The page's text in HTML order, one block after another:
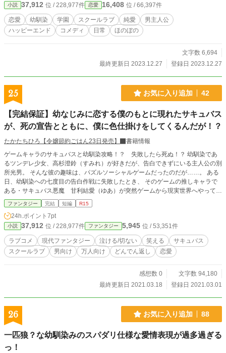
小説 37,912 位 / 228,977件 恋愛 16,408 位 / 66,397件
恋愛 幼馴染 学園 スクールラブ 純愛
男主人公
ハッピーエンド
コメディ 日常 ほのぼの
文字数 6,694
最終更新日 2023.12.27
登録日 2023.12.27
25 お気に入り追加 42
【完結保証】幼なじみに恋する僕のもとに現れたサキュバス
が、死の宣告とともに、僕に色仕掛けをしてくるんだが！？
たかたちひろ【令嬢節約ごはん23日発売】
書籍情報
ゲームキャラのサキュバスと幼馴染攻略！？ 失敗したら死ぬ！？ 幼馴染であ
るツンデレ少女、高杉澄鈴（すみれ）が好きだが、告白できずにいる主人公の別
所光男。 そんな彼の趣味は、パズルソーシャルゲームだったのだが……。 ある
日、幼馴染への七度目の告白作戦に失敗したとき、 そのゲームの推しキャラで
ある・サキュバス悪魔 甘利結愛（ゆあ）が突然ゲームから現実世界へやってき
た！ そして、彼女は光男に囁くのだ。 「別所さん。告白が成功しなかったら死
にますよ？」 と。 物語も、とっても動きます。ナンバーワン面白いラブコメで
す！！！！ 令和ぶち抜いてます。 テンプレでは全然ないですが、トップクラ
スで女性でも笑えて泣けます。 最後まで見てね。
ファンタジー 完結 短編 R15
24h.ポイント 7pt
小説 37,912 位 / 228,977件 ファンタジー 5,945 位 / 53,351件
ラブコメ 現代ファンタジー 泣ける/切ない 笑える
サキュバス
スクールラブ
男向け 万人向け どんでん返し 恋愛
感想数 0
文字数 94,180
最終更新日 2021.03.18
登録日 2021.03.01
26 お気に入り追加 88
一匹狼？な幼馴染みのスパダリ仕様な愛情表現が過多過ぎる
っ！